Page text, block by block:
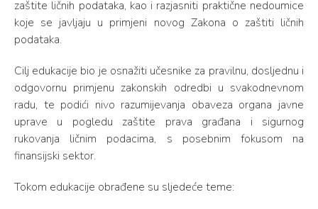
zaštite ličnih podataka, kao i razjasniti praktične nedoumice
koje se javljaju u primjeni novog Zakona o zaštiti ličnih
podataka.
Cilj edukacije bio je osnažiti učesnike za pravilnu, dosljednu i
odgovornu primjenu zakonskih odredbi u svakodnevnom
radu, te podići nivo razumijevanja obaveza organa javne
uprave u pogledu zaštite prava građana i sigurnog
rukovanja ličnim podacima, s posebnim fokusom na
finansijski sektor.
Tokom edukacije obrađene su sljedeće teme: